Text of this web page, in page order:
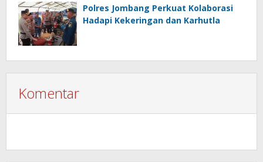
Polres Jombang Perkuat Kolaborasi
Hadapi Kekeringan dan Karhutla
Komentar